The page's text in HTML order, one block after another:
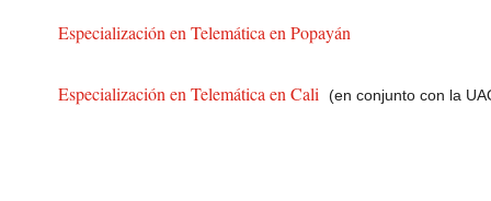
Especialización en Telemática en Popayán
Especialización en Telemática en Cali (en conjunto con la